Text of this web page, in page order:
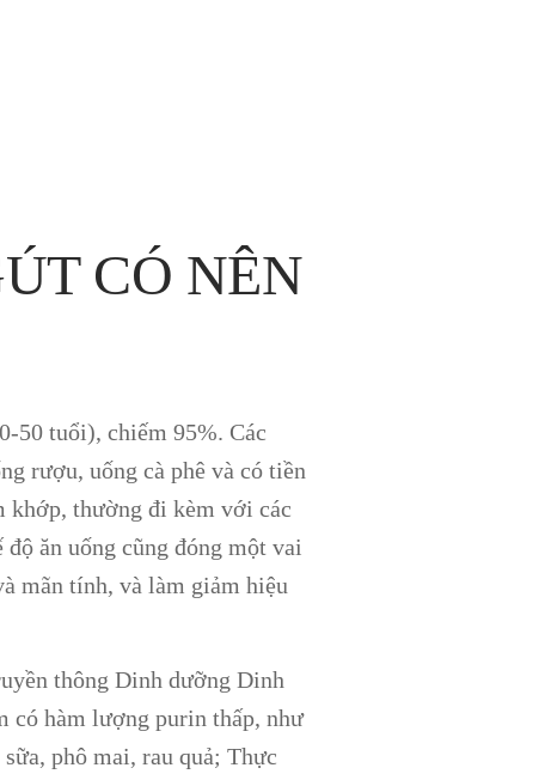
CÓ NÊN
50 tuổi), chiếm 95%. Các
rượu, uống cà phê và có tiền
khớp, thường đi kèm với các
ăn uống cũng đóng một vai
mãn tính, và làm giảm hiệu
thông Dinh dưỡng Dinh
có hàm lượng purin thấp, như
phô mai, rau quả; Thực